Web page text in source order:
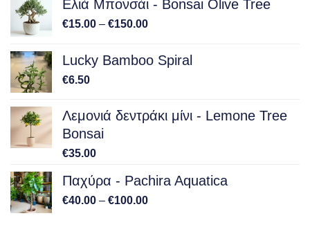
Ελιά Μπονσάι - Bonsai Olive Tree
€15.00 – €150.00Price
€15.00
through
Lucky Bamboo Spiral
€6.50
Λεμονιά δεντράκι μίνι - Lemone Tree
Bonsai
€35.00
Παχύρα - Pachira Aquatica
€40.00 – €100.00Price